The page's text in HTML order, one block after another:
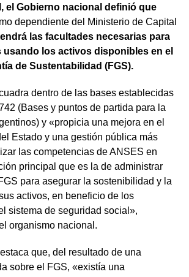
el Gobierno nacional definió que
dependiente del Ministerio de Capital
las facultades necesarias para
los activos disponibles en el
de Sustentabilidad (FGS).
dentro de las bases establecidas
(Bases y puntos de partida para la
y «propicia una mejora en el
Estado y una gestión pública más
las competencias de ANSES en
principal que es la de administrar
para asegurar la sostenibilidad y la
activos, en beneficio de los
sistema de seguridad social»,
organismo nacional.
que, del resultado de una
sobre el FGS, «existía una